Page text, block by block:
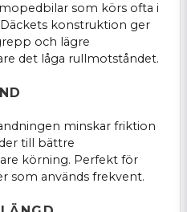
som körs ofta i
konstruktion ger
och lägre
det låga rullmotståndet.
minskar friktion
till bättre
körning. Perfekt för
som används frekvent.